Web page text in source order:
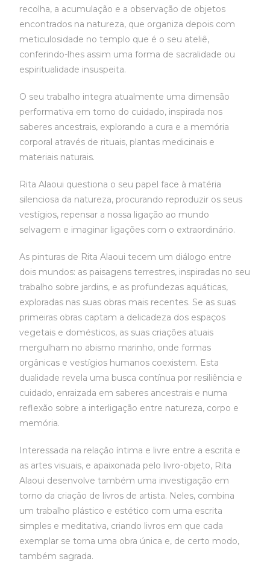
recolha, a acumulação e a observação de objetos
encontrados na natureza, que organiza depois com
meticulosidade no templo que é o seu ateliê,
conferindo-lhes assim uma forma de sacralidade ou
espiritualidade insuspeita.
O seu trabalho integra atualmente uma dimensão
performativa em torno do cuidado, inspirada nos
saberes ancestrais, explorando a cura e a memória
corporal através de rituais, plantas medicinais e
materiais naturais.
Rita Alaoui questiona o seu papel face à matéria
silenciosa da natureza, procurando reproduzir os seus
vestígios, repensar a nossa ligação ao mundo
selvagem e imaginar ligações com o extraordinário.
As pinturas de Rita Alaoui tecem um diálogo entre
dois mundos: as paisagens terrestres, inspiradas no seu
trabalho sobre jardins, e as profundezas aquáticas,
exploradas nas suas obras mais recentes. Se as suas
primeiras obras captam a delicadeza dos espaços
vegetais e domésticos, as suas criações atuais
mergulham no abismo marinho, onde formas
orgânicas e vestígios humanos coexistem. Esta
dualidade revela uma busca contínua por resiliência e
cuidado, enraizada em saberes ancestrais e numa
reflexão sobre a interligação entre natureza, corpo e
memória.
Interessada na relação íntima e livre entre a escrita e
as artes visuais, e apaixonada pelo livro-objeto, Rita
Alaoui desenvolve também uma investigação em
torno da criação de livros de artista. Neles, combina
um trabalho plástico e estético com uma escrita
simples e meditativa, criando livros em que cada
exemplar se torna uma obra única e, de certo modo,
também sagrada.